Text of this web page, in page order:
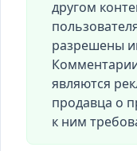
другом
разрешены
являются
продавца о
к ним